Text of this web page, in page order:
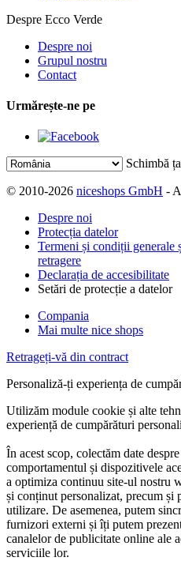
Despre Ecco Verde
Despre noi
Grupul nostru
Contact
Urmărește-ne pe
Schimbă
© 2010-2026 niceshops GmbH -
Despre noi
Protecția datelor
Termeni și condiții
retragere
Declarația de accesibilitate
Setări de protecție a datelor
Compania
Mai multe nice shops
Retrageți-vă din contract
Personaliză-ți experiența de
Utilizăm module cookie și alte
experiență de cumpărături
În acest scop, colectăm date
comportamentul și dispozitivele
a optimiza continuu site-ul nostru
și conținut personalizat, precum și
utilizare. De asemenea, putem
furnizori externi și îți putem
canalelor de publicitate online ale
serviciile lor.